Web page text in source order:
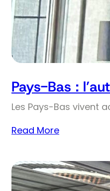
Pays-Bas :
Les Pays-Bas vivent
Read More